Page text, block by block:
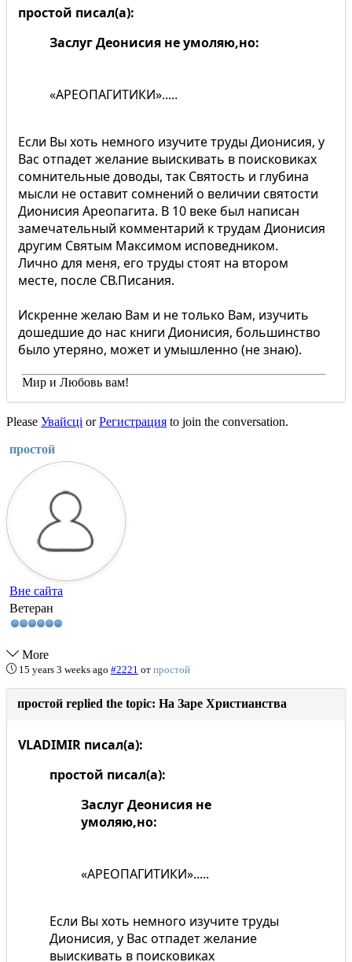
простой писал(а):
Заслуг Деонисия не умоляю,но:
«АРЕОПАГИТИКИ».....
Если Вы хоть немного изучите труды Дионисия, у
Вас отпадет желание выискивать в поисковиках
сомнительные доводы, так Святость и глубина
мысли не оставит сомнений о величии святости
Дионисия Ареопагита. В 10 веке был написан
замечательный комментарий к трудам Дионисия
другим Святым Максимом исповедником.
Лично для меня, его труды стоят на втором
месте, после СВ.Писания.
Искренне желаю Вам и не только Вам, изучить
дошедшие до нас книги Дионисия, большинство
было утеряно, может и умышленно (не знаю).
Мир и Любовь вам!
Please Увайсці orРегистрация to join the conversation.
простой
Вне сайта
Ветеран
More
15 years 3 weeks ago #2221 от простой
простой replied the topic: На Заре Христианства
VLADIMIR писал(а):
простой писал(а):
Заслуг Деонисия не
умоляю,но:
«АРЕОПАГИТИКИ».....
Если Вы хоть немного изучите труды
Дионисия, у Вас отпадет желание
выискивать в поисковиках